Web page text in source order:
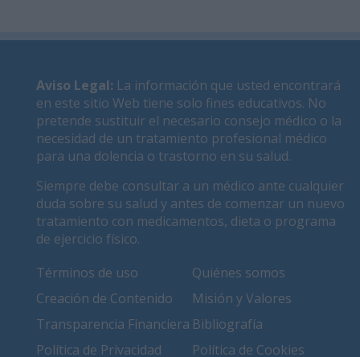
Aviso Legal: La información que usted encontrará
en este sitio Web tiene solo fines educativos. No
pretende sustituir el necesario consejo médico o la
necesidad de un tratamiento profesional médico
para una dolencia o trastorno en su salud.
Siempre debe consultar a un médico ante cualquier
duda sobre su salud y antes de comenzar un nuevo
tratamiento con medicamentos, dieta o programa
de ejercicio físico.
Términos de uso
Quiénes somos
Creación de Contenido
Misión y Valores
Transparencia Financiera Bibliografía
Política de Privacidad
Política de Cookies